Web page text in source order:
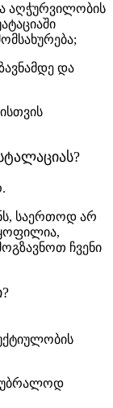
აღჭურვილობის
და
საერთოდ არ
ჩვენი
უბრალოდ